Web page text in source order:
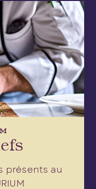
présents au